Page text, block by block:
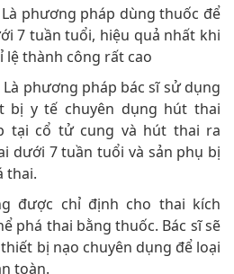
Là phương pháp dùng thuốc để
7 tuần tuổi, hiệu quả nhất khi
lệ thành công rất cao
Là phương pháp bác sĩ sử dụng
bị y tế chuyên dụng hút thai
tại cổ tử cung và hút thai ra
dưới 7 tuần tuổi và sản phụ bị
thai.
được chỉ định cho thai kích
phá thai bằng thuốc. Bác sĩ sẽ
bị nạo chuyên dụng để loại
toàn.